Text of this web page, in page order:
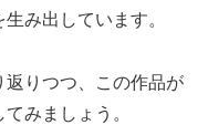
み出しています。
返りつつ、この作品が
みましょう。